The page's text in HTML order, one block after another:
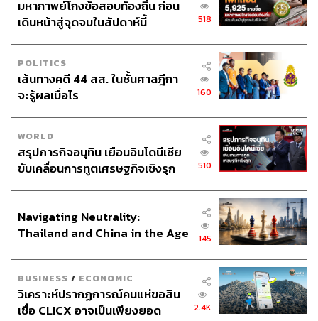
มหากาพย์โกงข้อสอบท้องถิ่น ก่อน
เดินหน้าสู่จุดจบในสัปดาห์นี้
518
POLITICS
เส้นทางคดี 44 สส. ในชั้นศาลฎีกา
จะรู้ผลเมื่อไร
160
WORLD
สรุปภารกิจอนุทิน เยือนอินโดนีเซีย
ขับเคลื่อนการทูตเศรษฐกิจเชิงรุก
510
Navigating Neutrality:
Thailand and China in the Age
145
BUSINESS / ECONOMIC
วิเคราะห์ปรากฏการณ์คนแห่ขอสิน
เชื่อ CLICX อาจเป็นเพียงยอด
2.4K